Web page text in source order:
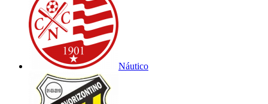
Náutico